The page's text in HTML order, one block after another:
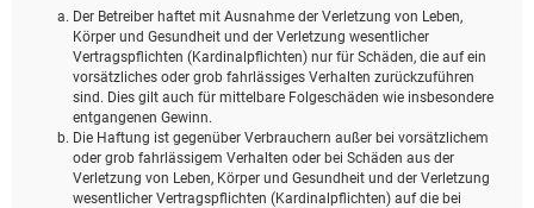
Der Betreiber haftet mit Ausnahme der Verletzung von Leben,
Körper und Gesundheit und der Verletzung wesentlicher
Vertragspflichten (Kardinalpflichten) nur für Schäden, die auf ein
vorsätzliches oder grob fahrlässiges Verhalten zurückzuführen
sind. Dies gilt auch für mittelbare Folgeschäden wie insbesondere
entgangenen Gewinn.
Die Haftung ist gegenüber Verbrauchern außer bei vorsätzlichem
oder grob fahrlässigem Verhalten oder bei Schäden aus der
Verletzung von Leben, Körper und Gesundheit und der Verletzung
wesentlicher Vertragspflichten (Kardinalpflichten) auf die bei